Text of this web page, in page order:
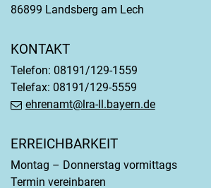
86899 Landsberg am Lech
KONTAKT
Telefon: 08191/129-1559
Telefax: 08191/129-5559
ehrenamt@lra-ll.bayern.de
ERREICHBARKEIT
Montag – Donnerstag vormittags
Termin vereinbaren